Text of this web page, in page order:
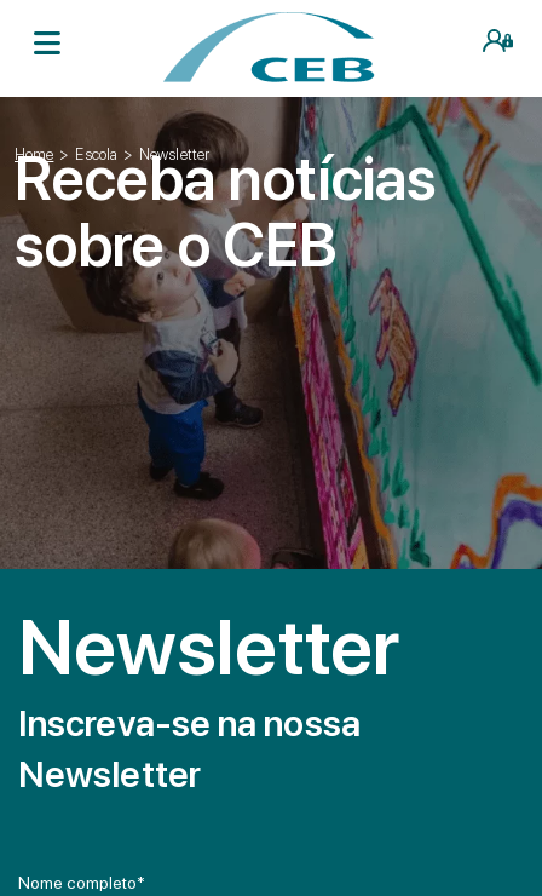
Home > Escola > Newsletter
Receba notícias
sobre o CEB
Newsletter
Inscreva-se na nossa
Newsletter
Nome completo*